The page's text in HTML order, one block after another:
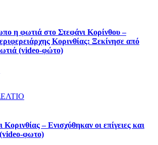
η φωτιά στο Στεφάνι Κορίνθου –
Κορινθίας: Ξεκίνησε από
(video-φώτο)
– Ενισχύθηκαν οι επίγειες και
(video-φωτο)